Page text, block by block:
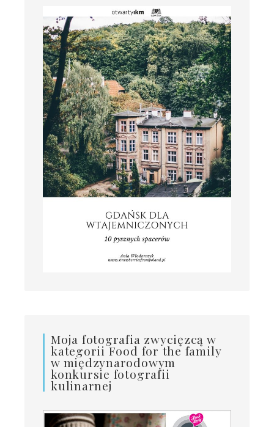
Moja fotografia zwycięzcą w
kategorii Food for the family
w międzynarodowym
konkursie fotografii
kulinarnej